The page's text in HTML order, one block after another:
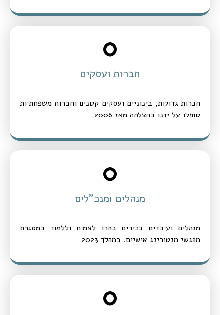
חברות ועסקים
0
חברות גדולות, בינוניים ועסקים קטנים וחברות משפחתיות
טופלו על ידנו בהצלחה מאז 2006
מנהלים ומנכ"לים
0
מנהלים ועובדים בכירים בחרו לצמוח וללמוד במסגרת
מפגשי מנטורינג אישיים. במהלך 2023
0